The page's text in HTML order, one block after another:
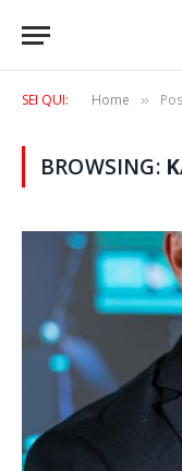
SEI QUI: Home »
BROWSING: